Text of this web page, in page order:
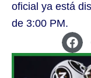
oficial ya está
de 3:00 PM.